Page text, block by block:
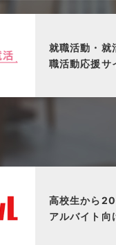
就職活動・就
職活動応援サ
高校生から
アルバイト向